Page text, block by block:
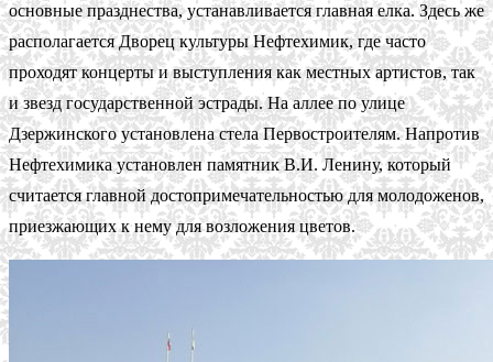
основные празднества, устанавливается главная елка. Здесь же
располагается Дворец культуры Нефтехимик, где часто
проходят концерты и выступления как местных артистов, так
и звезд государственной эстрады. На аллее по улице
Дзержинского установлена стела Первостроителям. Напротив
Нефтехимика установлен памятник В.И. Ленину, который
считается главной достопримечательностью для молодоженов,
приезжающих к нему для возложения цветов.